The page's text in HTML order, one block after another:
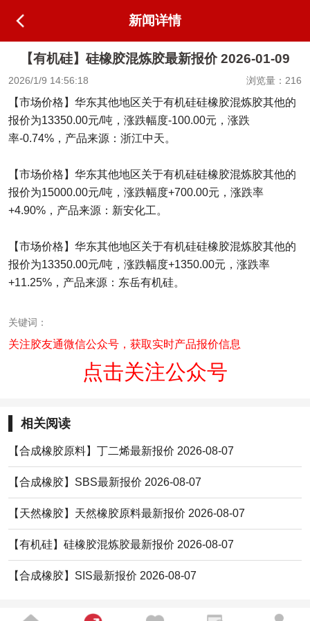
新闻详情
【有机硅】硅橡胶混炼胶最新报价 2026-01-09
2026/1/9 14:56:18 浏览量：216
【市场价格】华东其他地区关于有机硅硅橡胶混炼胶其他的
报价为13350.00元/吨，涨跌幅度-100.00元，涨跌
率-0.74%，产品来源：浙江中天。
【市场价格】华东其他地区关于有机硅硅橡胶混炼胶其他的
报价为15000.00元/吨，涨跌幅度+700.00元，涨跌率
+4.90%，产品来源：新安化工。
【市场价格】华东其他地区关于有机硅硅橡胶混炼胶其他的
报价为13350.00元/吨，涨跌幅度+1350.00元，涨跌率
+11.25%，产品来源：东岳有机硅。
关键词：
关注胶友通微信公众号，获取实时产品报价信息
点击关注公众号
相关阅读
【合成橡胶原料】丁二烯最新报价 2026-08-07
【合成橡胶】SBS最新报价 2026-08-07
【天然橡胶】天然橡胶原料最新报价 2026-08-07
【有机硅】硅橡胶混炼胶最新报价 2026-08-07
【合成橡胶】SIS最新报价 2026-08-07